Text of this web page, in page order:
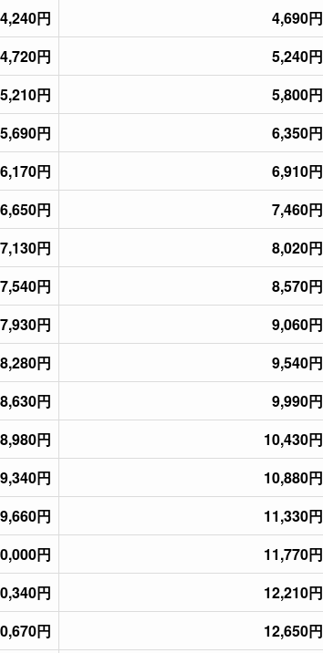
4,240円
4,690円
4,720円
5,240円
5,210円
5,800円
5,690円
6,350円
6,170円
6,910円
6,650円
7,460円
7,130円
8,020円
7,540円
8,570円
7,930円
9,060円
8,280円
9,540円
8,630円
9,990円
8,980円
10,430円
9,340円
10,880円
9,660円
11,330円
円
11,770円
円
12,210円
円 12,650円